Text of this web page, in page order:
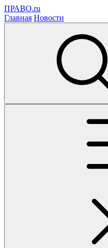
ПРАВО.ru
Главная Новости